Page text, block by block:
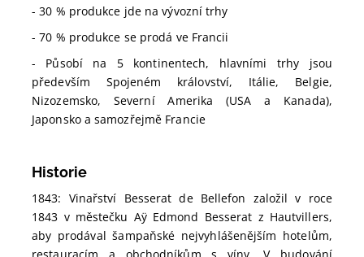
- 30 % produkce jde na vývozní trhy
- 70 % produkce se prodá ve Francii
- Působí na 5 kontinentech, hlavními trhy jsou
především Spojeném království, Itálie, Belgie,
Nizozemsko, Severní Amerika (USA a Kanada),
Japonsko a samozřejmě Francie
Historie
1843: Vinařství Besserat de Bellefon založil v roce
1843 v městečku Aÿ Edmond Besserat z Hautvillers,
aby prodával šampaňské nejvyhlášenějším hotelům,